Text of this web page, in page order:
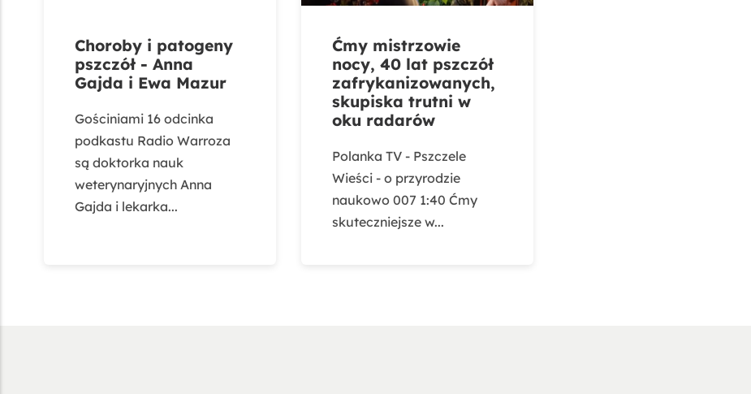
Choroby i patogeny
pszczół - Anna
Gajda i Ewa Mazur
Gościniami 16 odcinka
podkastu Radio Warroza
są doktorka nauk
weterynaryjnych Anna
Gajda i lekarka...
Ćmy mistrzowie
nocy, 40 lat pszczół
zafrykanizowanych,
skupiska trutni w
oku radarów
Polanka TV - Pszczele
Wieści - o przyrodzie
naukowo 007 1:40 Ćmy
skuteczniejsze w...